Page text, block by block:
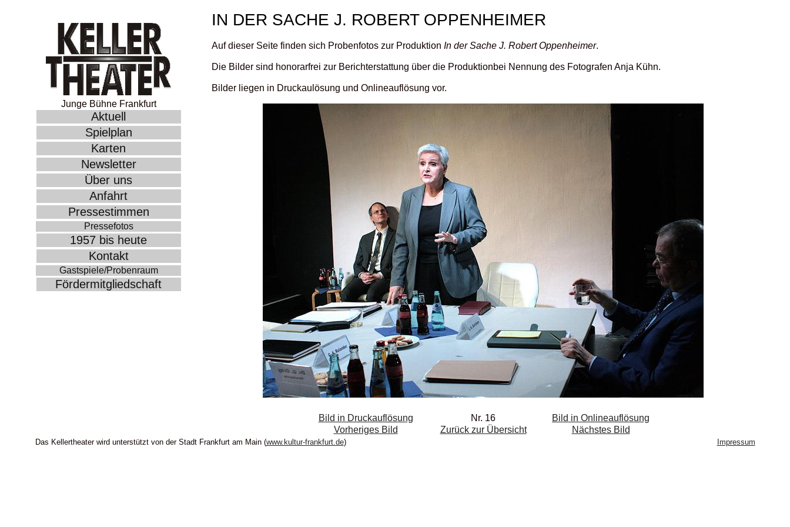
Junge Bühne Frankfurt
Aktuell
Spielplan
Karten
Newsletter
Über uns
Anfahrt
Pressestimmen
Pressefotos
1957 bis heute
Kontakt
Gastspiele/Probenraum
Fördermitgliedschaft
IN DER SACHE J. ROBERT OPPENHEIMER
Auf dieser Seite finden sich Probenfotos zur Produktion In der Sache J. Robert Oppenheimer.
Die Bilder sind honorarfrei zur Berichterstattung über die Produktionbei Nennung des Fotografen Anja Kühn.
Bilder liegen in Druckaulösung und Onlineauflösung vor.
Bild in Druckauflösung Nr. 16
Bild in Onlineauflösung
Vorheriges Bild
Zurück zur Übersicht Nächstes Bild
Das Kellertheater wird unterstützt von der Stadt Frankfurt am Main (www.kultur-frankfurt.de) Impressum